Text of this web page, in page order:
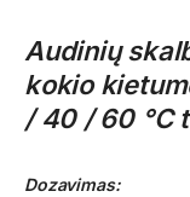
Audinių
kokio
/ 40 / 60 °C
Dozavimas: